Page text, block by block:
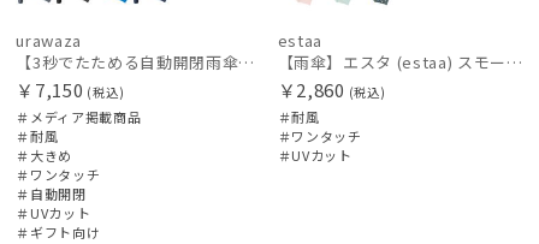
urawaza
【3秒でたためる自動開閉雨傘】urawaza 無双（ウラワザ）Auto58 ワンタッチ開閉 大きめ 耐風
￥7,150 (税込)
＃メディア掲載商品
＃耐風
＃大きめ
＃ワンタッチ
＃自動開閉
＃UVカット
＃ギフト向け
estaa
【雨傘】エスタ (estaa) スモールガーデン 耐風傘 ジャンプ傘 晴雨兼用 UV対応
￥2,860 (税込)
＃耐風
＃ワンタッチ
＃UVカット